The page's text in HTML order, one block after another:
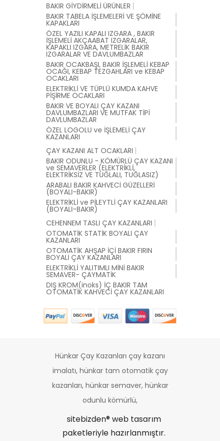
BAKIR GİYDİRMELİ ÜRÜNLER
BAKIR TABELA İŞLEMELERİ VE ŞÖMİNE
KAPAKLARI
ÖZEL YAZILI KAPALI IZGARA , BAKIR
İŞLEMELİ AKÇAABAT IZGARALAR,
KAPAKLI IZGARA, METRELİK BAKIR
IZGARALAR VE DAVLUMBAZLAR
BAKIR OCAKBAŞI, BAKIR İŞLEMELİ KEBAP
OCAĞI, KEBAP TEZGAHLARI ve KEBAP
OCAKLARI
ELEKTRİKLİ VE TÜPLÜ KUMDA KAHVE
PİŞİRME OCAKLARI
BAKIR VE BOYALI ÇAY KAZANI
DAVLUMBAZLARI VE MUTFAK TİPİ
DAVLUMBAZLAR
ÖZEL LOGOLU ve İŞLEMELİ ÇAY
KAZANLARI
ÇAY KAZANI ALT OCAKLARI
BAKIR ODUNLU - KÖMÜRLÜ ÇAY KAZANI
ve SEMAVERLER (ELEKTRİKLİ,
ELEKTRİKSİZ VE TUĞLALI, TUĞLASIZ)
ARABALI BAKIR KAHVECİ GÜZELLERİ
(BOYALI-BAKIR)
ELEKTRİKLİ ve PİLEYTLİ ÇAY KAZANLARI
(BOYALI-BAKIR)
CEHENNEM TASLI ÇAY KAZANLARI
OTOMATİK STATİK BOYALI ÇAY
KAZANLARI
OTOMATİK AHŞAP İÇİ BAKIR FIRIN
BOYALI ÇAY KAZANLARI
ELEKTRİKLİ YALITIMLI MİNİ BAKIR
SEMAVER- ÇAYMATİK
DIŞ KROM(inoks) İÇ BAKIR TAM
OTOMATİK KAHVECİ ÇAY KAZANLARI
Hünkar Çay Kazanları çay kazanı
imalatı, hünkar tam otomatik çay
kazanları, hünkar semaver, hünkar
odunlu kömürlü,
sitebizden®web tasarım
paketleriyle hazırlanmıştır.